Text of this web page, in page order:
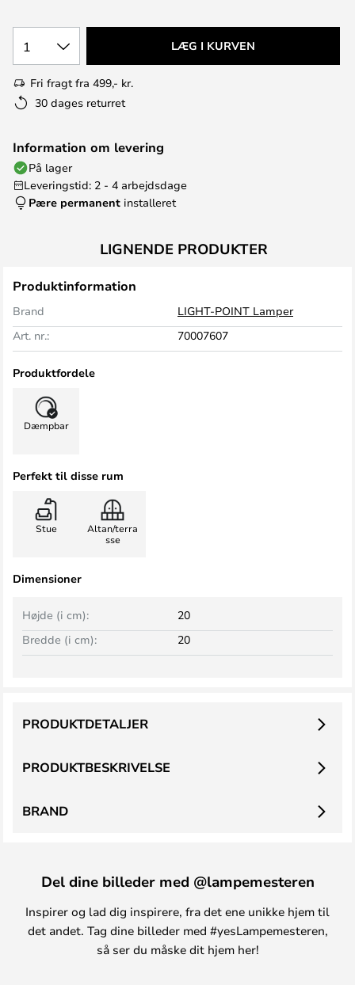
1 LÆG I KURVEN
Fri fragt fra 499,- kr.
30 dages returret
Information om levering
På lager
Leveringstid: 2 - 4 arbejdsdage
Pære permanent installeret
LIGNENDE PRODUKTER
Produktinformation
Brand
LIGHT-POINT Lamper
Art. nr.:
70007607
Produktfordele
Dæmpbar
Perfekt til disse rum
Stue
Altan/terra
sse
Dimensioner
Bredde (i cm): 20
Højde (i cm): 20
PRODUKTBESKRIVELSE
PRODUKTDETALJER
BRAND
Del dine billeder med @lampemesteren
Inspirer og lad dig inspirere, fra det ene unikke hjem til
det andet. Tag dine billeder med #yesLampemesteren,
så ser du måske dit hjem her!